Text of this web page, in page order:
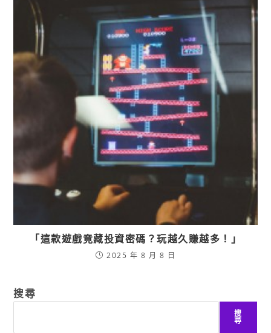
「這款遊戲竟藏投資密碼？玩越久賺越多！」
2025 年 8 月 8 日
搜尋
搜
尋